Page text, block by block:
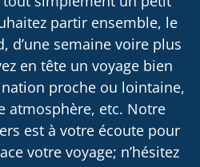
partir ensemble, le
d’une semaine voire plus
en tête un voyage bien
proche ou lointaine,
atmosphère, etc. Notre
est à votre écoute pour
votre voyage; n’hésitez